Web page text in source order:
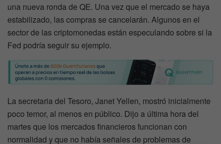
una nueva ronda de QE. Una vez que el mercado se haya
estabilizado, las compras se cancelarán. Algunos en el
sector de las criptomonedas están especulando sobre si la
Fed podría seguir su ejemplo.
La secretaria del Tesoro, Janet Yellen, mostró inicialmente
poco temor, al menos en público. Dijo a última hora del
martes que los mercados financieros funcionan con
normalidad y que no había señales de problemas de